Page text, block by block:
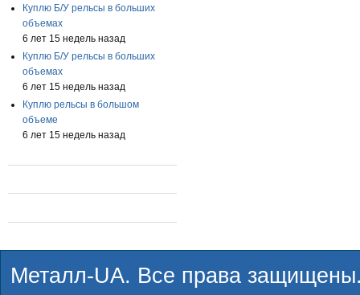
Куплю Б/У рельсы в больших
объемах
6 лет 15 недель назад
Куплю Б/У рельсы в больших
объемах
6 лет 15 недель назад
Куплю рельсы в большом
объеме
6 лет 15 недель назад
Металл-UA. Все права